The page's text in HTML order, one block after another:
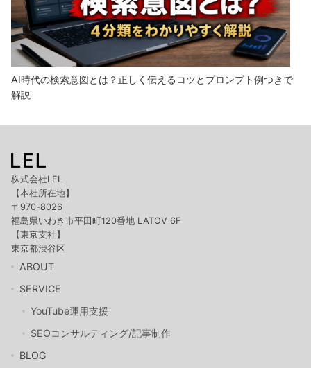
AI時代の検索意図とは？正しく伝えるコツとプロンプト例つきで
解説
株式会社LEL
【本社所在地】
〒970-8026
福島県いわき市平田町120番地 LATOV 6F
【東京支社】
東京都渋谷区
ABOUT
SERVICE
YouTube運用支援
SEOコンサルティング/記事制作
BLOG